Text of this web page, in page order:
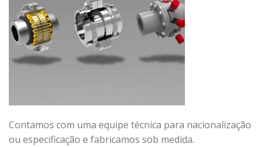
Contamos com uma equipe técnica para nacionalização
ou especificação e fabricamos sob medida.